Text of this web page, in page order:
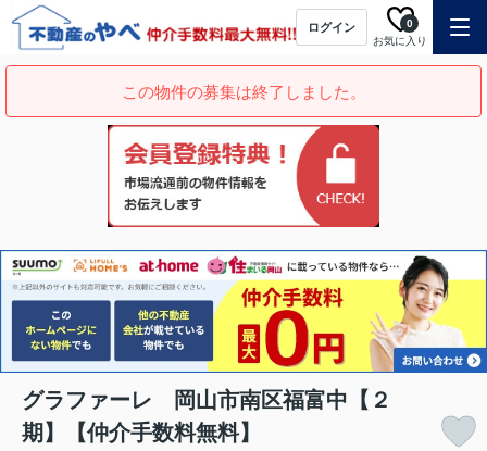
ログイン
お気に入り
0
この物件の募集は終了しました。
グラファーレ 岡山市南区福富中【２
期】【仲介手数料無料】